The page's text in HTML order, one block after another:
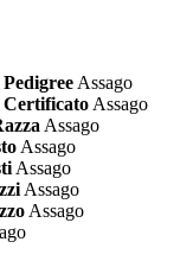
Assago
Certificato Assago
Assago
Assago
Assago
Assago
Assago